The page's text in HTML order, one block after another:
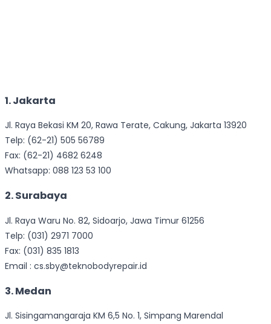
1. Jakarta
Jl. Raya Bekasi KM 20, Rawa Terate, Cakung, Jakarta 13920
Telp: (62-21) 505 56789
Fax: (62-21) 4682 6248
Whatsapp: 088 123 53 100
2. Surabaya
Jl. Raya Waru No. 82, Sidoarjo, Jawa Timur 61256
Telp: (031) 2971 7000
Fax: (031) 835 1813
Email : cs.sby@teknobodyrepair.id
3. Medan
Jl. Sisingamangaraja KM 6,5 No. 1, Simpang Marendal